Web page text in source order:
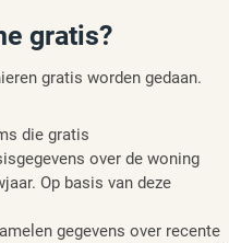
gratis?
gratis worden gedaan.
die gratis
over de woning
Op basis van deze
gegevens over recente